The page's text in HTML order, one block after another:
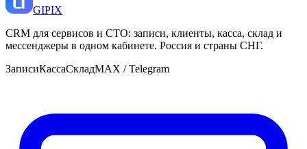
GIPIX
CRM для сервисов и СТО: записи, клиенты, касса, склад и
мессенджеры в одном кабинете. Россия и страны СНГ.
ЗаписиКассаСкладMAX / Telegram